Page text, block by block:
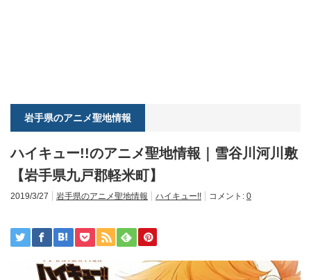
岩手県のアニメ聖地情報
ハイキュー!!のアニメ聖地情報｜雪谷川河川敷
【岩手県九戸郡軽米町】
2019/3/27 岩手県のアニメ聖地情報 ハイキュー!! コメント: 0